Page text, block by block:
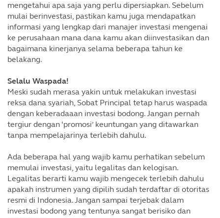
mengetahui apa saja yang perlu dipersiapkan. Sebelum
mulai berinvestasi, pastikan kamu juga mendapatkan
informasi yang lengkap dari manajer investasi mengenai
ke perusahaan mana dana kamu akan diinvestasikan dan
bagaimana kinerjanya selama beberapa tahun ke
belakang.
Selalu Waspada!
Meski sudah merasa yakin untuk melakukan investasi
reksa dana syariah, Sobat Principal tetap harus waspada
dengan keberadaaan investasi bodong. Jangan pernah
tergiur dengan ‘promosi’ keuntungan yang ditawarkan
tanpa mempelajarinya terlebih dahulu.
Ada beberapa hal yang wajib kamu perhatikan sebelum
memulai investasi, yaitu legalitas dan kelogisan.
Legalitas berarti kamu wajib mengecek terlebih dahulu
apakah instrumen yang dipilih sudah terdaftar di otoritas
resmi di Indonesia. Jangan sampai terjebak dalam
investasi bodong yang tentunya sangat berisiko dan